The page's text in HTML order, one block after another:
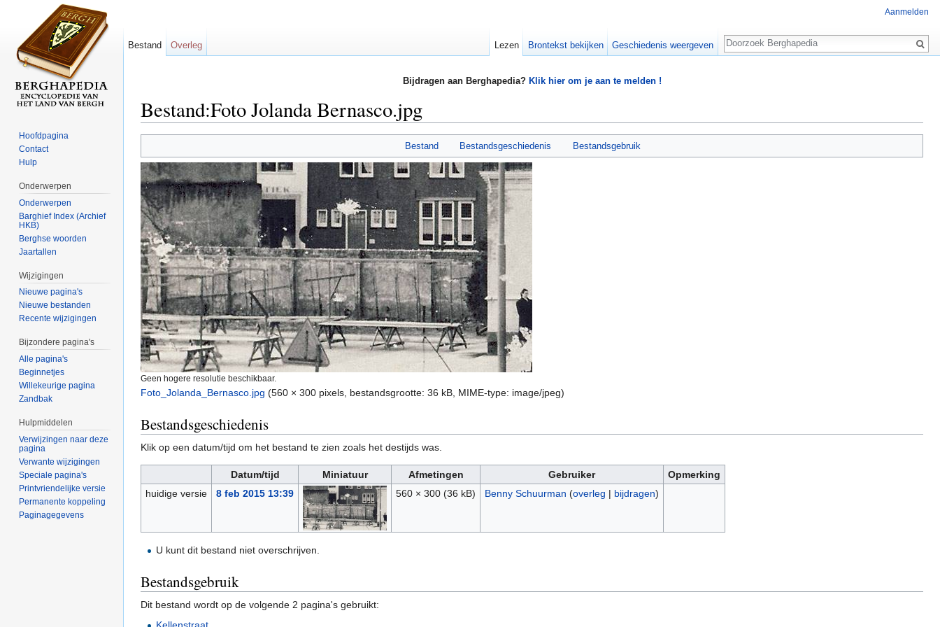
Bijdragen aan Berghapedia? Klik hier om je aan te melden !
Bestand:Foto Jolanda Bernasco.jpg
Bestand Bestandsgeschiedenis Bestandsgebruik
Geen hogere resolutie beschikbaar.
Foto_Jolanda_Bernasco.jpg (560 × 300 pixels, bestandsgrootte: 36 kB, MIME-type: image/jpeg)
Bestandsgeschiedenis
Klik op een datum/tijd om het bestand te zien zoals het destijds was.
Datum/tijd Miniatuur Afmetingen Gebruiker
Opmerking
huidige versie
8 feb 2015 13:39 560 × 300 (36 kB) Benny Schuurman (overleg | bijdragen)
U kunt dit bestand niet overschrijven.
Bestandsgebruik
Dit bestand wordt op de volgende 2 pagina's gebruikt:
Aanmelden
Bestand Overleg Lezen Brontekst bekijken Geschiedenis weergeven
Zoeken
Hoofdpagina
Contact
Hulp
Onderwerpen
Onderwerpen
Barghief Index (Archief
HKB)
Berghse woorden
Jaartallen
Wijzigingen
Nieuwe pagina's
Nieuwe bestanden
Recente wijzigingen
Bijzondere pagina's
Alle pagina's
Beginnetjes
Willekeurige pagina
Zandbak
Hulpmiddelen
Verwijzingen naar deze
pagina
Verwante wijzigingen
Speciale pagina's
Printvriendelijke versie
Permanente koppeling
Paginagegevens